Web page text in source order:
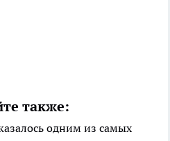
также:
одним из самых